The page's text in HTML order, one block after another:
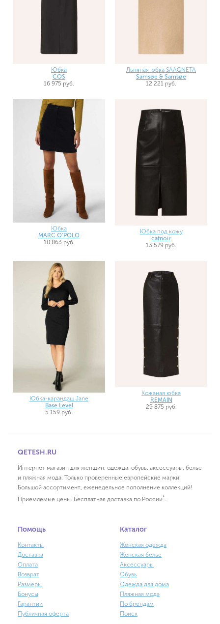
Юбка
COS
16 975 руб.
Льняная юбка SAAGNETA
Samsøe & Samsøe
12 221 руб.
Юбка
MARC O'POLO
10 863 руб.
Юбка под кожу
catnoir
13 579 руб.
Юбка-карандаш Jane
Base Level
5 159 руб.
Кожаная юбка
REMAIN
29 875 руб.
QETESH.RU
Интернет магазин для женщин: одежда, обувь, аксессуары, белье
и пляжная мода. Только проверенные европейские марки!
Большой ассортимент, еженедельное пополнение коллекций!
Приемлемые цены. Бесплатная доставка по России*.
Помощь
Контакты
Доставка
Оплата
Возврат
Размеры
Бонусы
Гарантии
Публичная оферта
Каталог
Женская одежда
Женская белье
Аксессуары
Обувь
Одежда для дома
Пляжная мода
По брендам
Поиск